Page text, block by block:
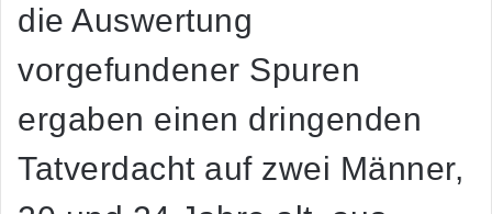
die Auswertung
vorgefundener Spuren
ergaben einen dringenden
Tatverdacht auf zwei Männer,